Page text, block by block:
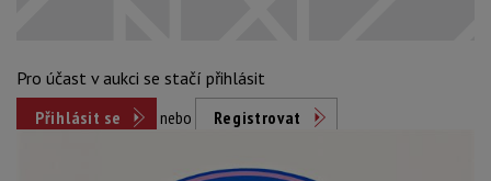
Pro účast v aukci se stačí přihlásit
Přihlásit se
nebo Registrovat